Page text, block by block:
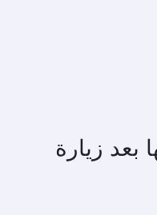
بعد زيارة